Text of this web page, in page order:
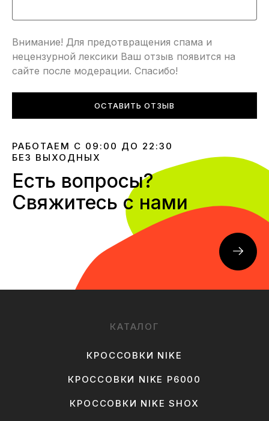
Внимание! Для предотвращения спама и
нецензурной лексики Ваш отзыв появится на
сайте после модерации. Спасибо!
ОСТАВИТЬ ОТЗЫВ
РАБОТАЕМ С 09:00 ДО 22:30
БЕЗ ВЫХОДНЫХ
Есть вопросы?
Свяжитесь с нами
КАТАЛОГ
КРОССОВКИ NIKE
КРОССОВКИ NIKE P6000
КРОССОВКИ NIKE SHOX